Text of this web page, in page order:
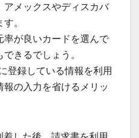
アメックスやディスカバ
。
率が良いカードを選んで
きるでしょう。
登録している情報を利用
報の入力を省けるメリッ